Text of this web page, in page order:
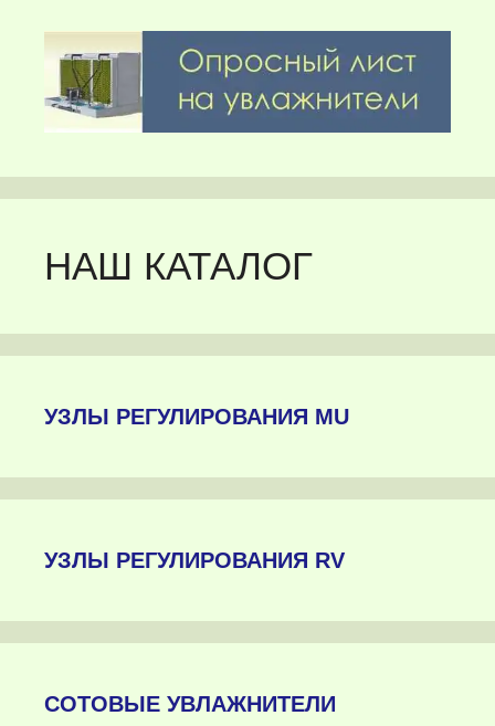
НАШ КАТАЛОГ
УЗЛЫ РЕГУЛИРОВАНИЯ MU
УЗЛЫ РЕГУЛИРОВАНИЯ RV
СОТОВЫЕ УВЛАЖНИТЕЛИ